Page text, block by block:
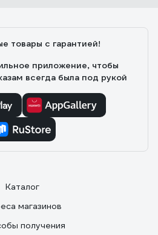
товары с гарантией!
приложение, чтобы
всегда была под рукой
Каталог
магазинов
получения